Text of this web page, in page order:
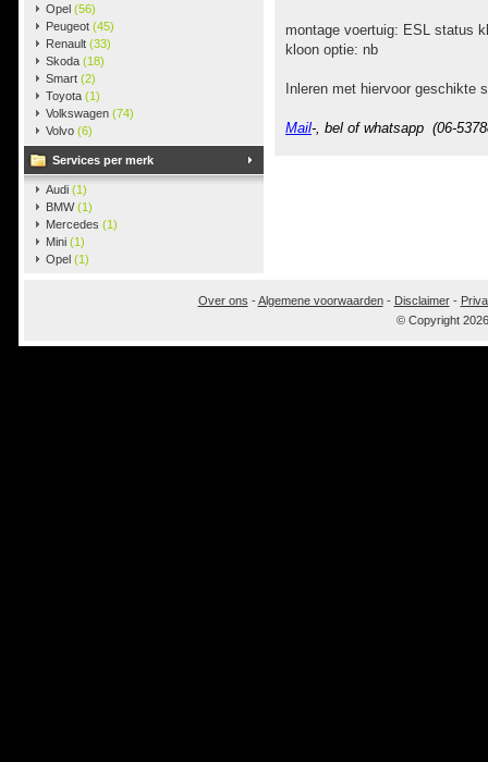
Opel (56)
Peugeot (45)
Renault (33)
Skoda (18)
Smart (2)
Toyota (1)
Volkswagen (74)
Volvo (6)
Services per merk
Audi (1)
BMW(1)
Mercedes (1)
Mini (1)
Opel (1)
montage voertuig: ESL status
kloon optie: nb
Inleren met hiervoor geschikte
Mail-, bel of whatsapp (06-
Over ons -Algemene voorwaarden- Disclaimer-
© Copyright